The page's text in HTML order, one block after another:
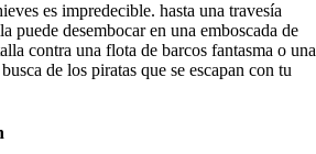
es impredecible. hasta una travesía
puede desembocar en una emboscada de
contra una flota de barcos fantasma o una
de los piratas que se escapan con tu